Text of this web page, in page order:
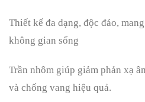
Thiết kế đa dạng, độc đáo,
không gian sống
Trần nhôm giúp giảm phản xạ
và chống vang hiệu quả.